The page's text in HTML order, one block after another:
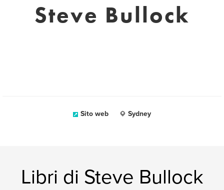
Steve Bullock
Sito web Sydney
Libri di Steve Bullock